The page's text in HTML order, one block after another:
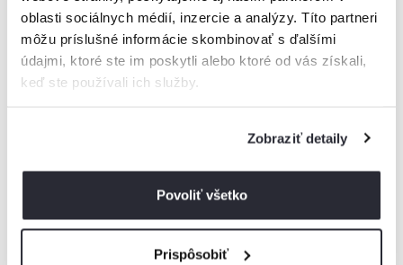
oblasti sociálnych médií, inzercie a analýzy. Títo partneri
môžu príslušné informácie skombinovať s ďalšími
údajmi, ktoré ste im poskytli alebo ktoré od vás získali,
keď ste používali ich služby.
Zobraziť detaily
Povoliť všetko
Prispôsobiť
Ak ste nenašli vhodné ubytovanie pre vás, skúste pohľadať v
najbližšom okolí.